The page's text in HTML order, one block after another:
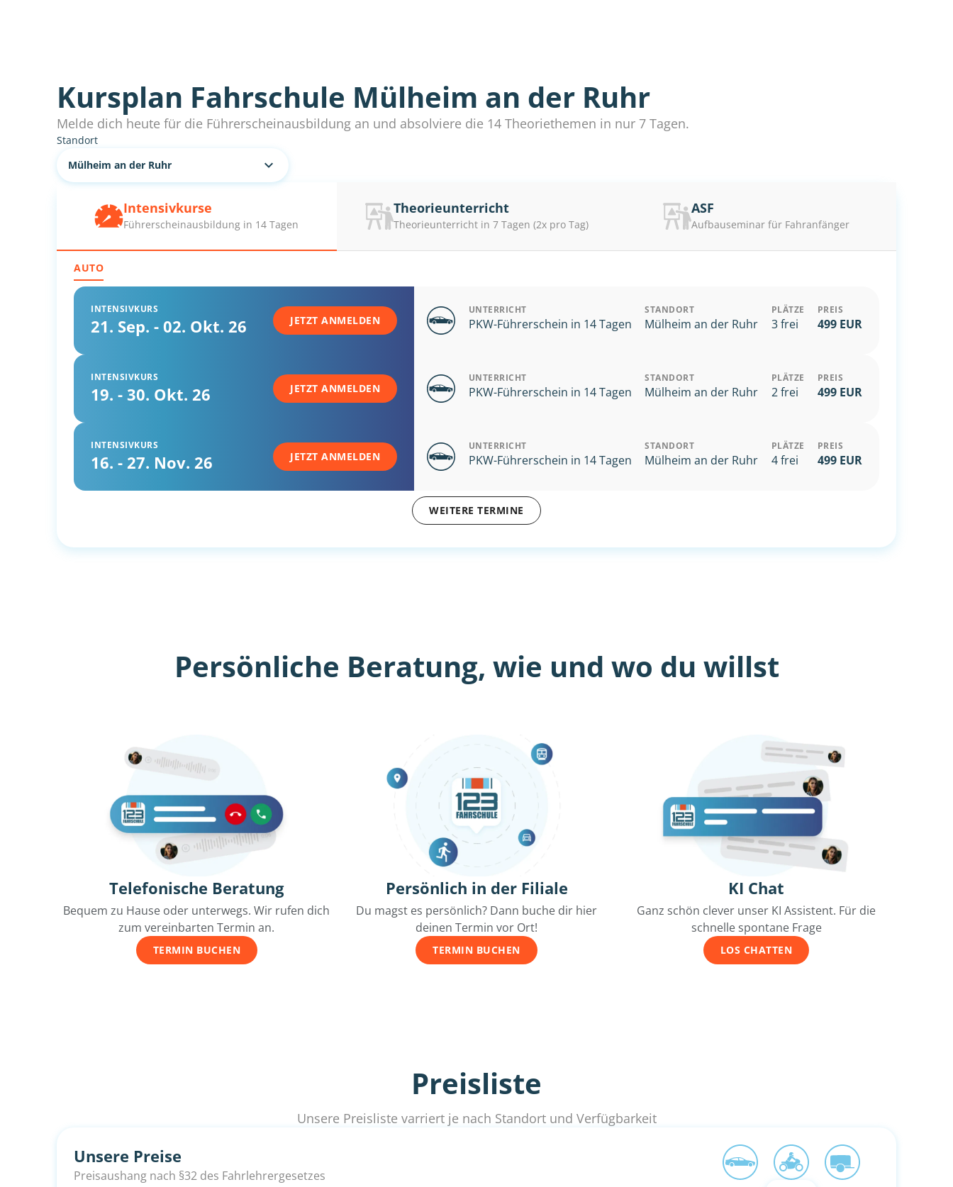
Kursplan Fahrschule Mülheim an der Ruhr
Melde dich heute für die Führerscheinausbildung an und absolviere die 14 Theoriethemen in nur 7 Tagen.
Standort
Mülheim an der Ruhr
Intensivkurse
Führerscheinausbildung in 14 Tagen
Theorieunterricht
Theorieunterricht in 7 Tagen (2x pro Tag)
ASF
Aufbauseminar für Fahranfänger
AUTO
INTENSIVKURS
21. Sep. - 02. Okt. 26 JETZT ANMELDEN
UNTERRICHT
PKW-Führerschein in 14 Tagen
STANDORT
Mülheim an der Ruhr
PLÄTZE
3 frei
PREIS
499 EUR
INTENSIVKURS
19. - 30. Okt. 26 JETZT ANMELDEN
UNTERRICHT
PKW-Führerschein in 14 Tagen
STANDORT
Mülheim an der Ruhr
PLÄTZE
2 frei
PREIS
499 EUR
INTENSIVKURS
16. - 27. Nov. 26 JETZT ANMELDEN
UNTERRICHT
PKW-Führerschein in 14 Tagen
STANDORT
Mülheim an der Ruhr
PLÄTZE
4 frei
PREIS
499 EUR
WEITERE TERMINE
Persönliche Beratung, wie und wo du willst
Telefonische Beratung
Bequem zu Hause oder unterwegs. Wir rufen dich
zum vereinbarten Termin an.
TERMIN BUCHEN
Persönlich in der Filiale
Du magst es persönlich? Dann buche dir hier
deinen Termin vor Ort!
TERMIN BUCHEN
KI Chat
Ganz schön clever unser KI Assistent. Für die
schnelle spontane Frage
LOS CHATTEN
Preisliste
Unsere Preisliste varriert je nach Standort und Verfügbarkeit
Unsere Preise
Preisaushang nach §32 des Fahrlehrergesetzes